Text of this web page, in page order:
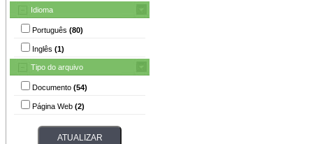
Idioma
Português (80)
Inglês (1)
Tipo do arquivo
Documento (54)
Página Web (2)